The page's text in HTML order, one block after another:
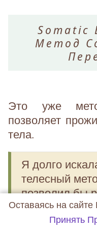
Somatic
Метод
Это уже
позволяет
тела.
Я долго
телесный
позволил бы
Терапия
Оставаясь на
Принять